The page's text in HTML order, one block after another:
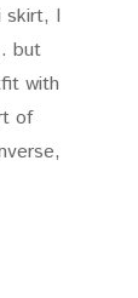
skirt, I
but
with
of